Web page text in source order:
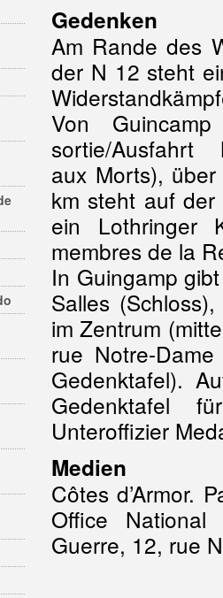
Gedenken
Am Rande des
der N 12 steht
Von
sortie/Ausfahrt
aux Morts),
km steht auf
ein Lothringer
membres de la
In Guingamp
Salles
im Zentrum
rue Notre-
Gedenktafel).
Gedenktafel
Unteroffizier
Medien
Côtes d’Armor.
Office
Guerre, 12, rue